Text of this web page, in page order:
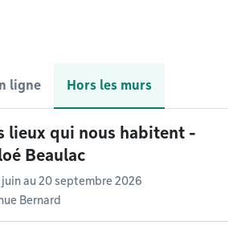
ligne Hors les murs
lieux qui nous habitent -
Beaulac
juinau 20 septembre 2026
Bernard